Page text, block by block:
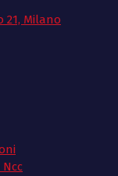
21, Milano